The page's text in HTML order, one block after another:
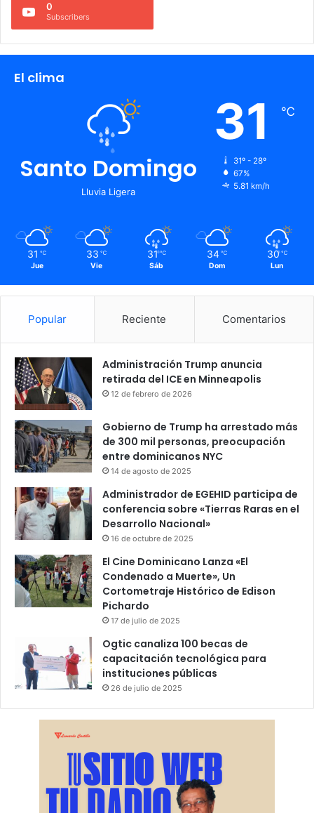
0
Subscribers
El clima
Santo Domingo
Lluvia Ligera
31 ℃
31º - 28º
67%
5.81 km/h
31 ℃
Jue
33 ℃
Vie
31 ℃
Sáb
34 ℃
Dom
30 ℃
Lun
Popular Reciente Comentarios
Administración Trump anuncia
retirada del ICE en Minneapolis
12 de febrero de 2026
Gobierno de Trump ha arrestado más
de 300 mil personas, preocupación
entre dominicanos NYC
14 de agosto de 2025
Administrador de EGEHID participa de
conferencia sobre «Tierras Raras en el
Desarrollo Nacional»
16 de octubre de 2025
El Cine Dominicano Lanza «El
Condenado a Muerte», Un
Cortometraje Histórico de Edison
Pichardo
17 de julio de 2025
Ogtic canaliza 100 becas de
capacitación tecnológica para
instituciones públicas
26 de julio de 2025